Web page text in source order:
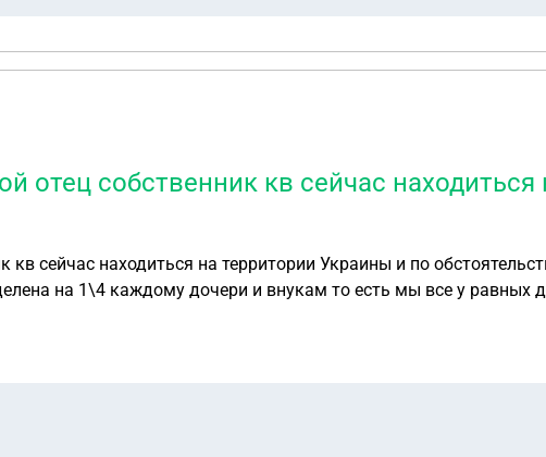
отец собственник кв сейчас
кв сейчас находиться на территории Украины и по
на 1\4 каждому дочери и внукам то есть мы все у равных